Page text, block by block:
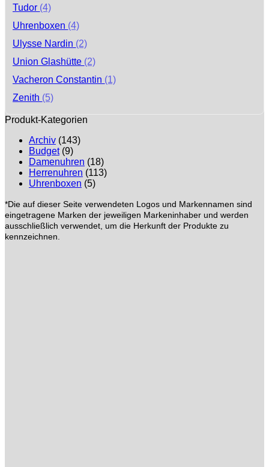
Tudor (4)
Uhrenboxen (4)
Ulysse Nardin (2)
Union Glashütte (2)
Vacheron Constantin (1)
Zenith (5)
Produkt-Kategorien
Archiv (143)
Budget (9)
Damenuhren (18)
Herrenuhren (113)
Uhrenboxen (5)
*Die auf dieser Seite verwendeten Logos und Markennamen sind
eingetragene Marken der jeweiligen Markeninhaber und werden
ausschließlich verwendet, um die Herkunft der Produkte zu
kennzeichnen.